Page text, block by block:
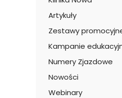
Artykuły
Zestawy
Kampanie
Numery Zjazdowe
Nowości
Webinary